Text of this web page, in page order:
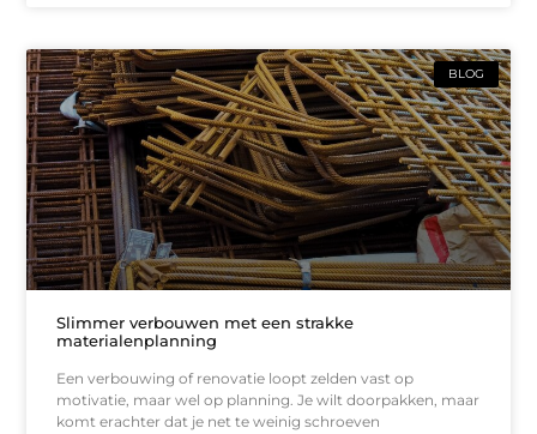
BLOG
Slimmer verbouwen met een strakke
materialenplanning
Een verbouwing of renovatie loopt zelden vast op
motivatie, maar wel op planning. Je wilt doorpakken, maar
komt erachter dat je net te weinig schroeven